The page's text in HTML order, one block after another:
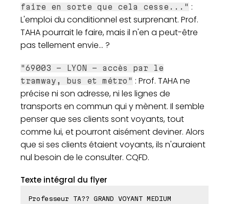
faire en sorte que cela cesse..." :
L'emploi du conditionnel est surprenant. Prof.
TAHA pourrait le faire, mais il n'en a peut-être
pas tellement envie... ?
"69003 - LYON - accès par le
tramway, bus et métro" : Prof. TAHA ne
précise ni son adresse, ni les lignes de
transports en commun qui y mènent. Il semble
penser que ses clients sont voyants, tout
comme lui, et pourront aisément deviner. Alors
que si ses clients étaient voyants, ils n'auraient
nul besoin de le consulter. CQFD.
Texte intégral du flyer
Professeur TA?? GRAND VOYANT MEDIUM